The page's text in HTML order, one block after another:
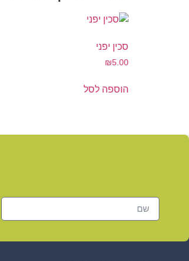
סכין יפני
₪5.00
הוספה לסל